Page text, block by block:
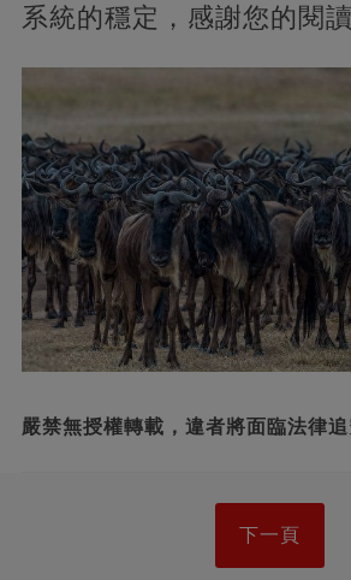
系統的穩定，感謝您的閱讀
嚴禁無授權轉載，違者將面臨法律追
下一頁